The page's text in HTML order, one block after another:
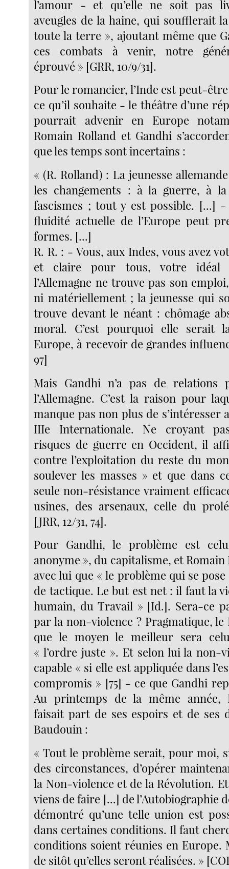
l’amour - et qu’elle ne soit pas
aveugles de la haine, qui soufflerait
toute la terre », ajoutant même que
ces combats à venir, notre
éprouvé » [GRR, 10/9/31].
Pour le romancier, l’Inde est peut-
ce qu’il souhaite - le théâtre d’une
pourrait advenir en Europe
Romain Rolland et Gandhi
que les temps sont incertains :
« (R. Rolland) : La jeunesse
les changements : à la guerre, à
fascismes ; tout y est possible. [...] -
fluidité actuelle de l’Europe peut
formes. [...]
R. R. : - Vous, aux Indes, vous avez
et claire pour tous, votre idéal
l’Allemagne ne trouve pas son
ni matériellement ; la jeunesse qui
trouve devant le néant : chômage
moral. C’est pourquoi elle serait
Europe, à recevoir de grandes
97]
Mais Gandhi n’a pas de relations
l’Allemagne. C’est la raison pour
manque pas non plus de s’intéresser
IIIe Internationale. Ne croyant
risques de guerre en Occident, il
contre l’exploitation du reste du
soulever les masses » et que dans
seule non-résistance vraiment
usines, des arsenaux, celle du
[JRR, 12/31, 74].
Pour Gandhi, le problème est
anonyme », du capitalisme, et
avec lui que « le problème qui se
de tactique. Le but est net : il faut la
humain, du Travail » [Id.]. Sera-ce
par la non-violence ? Pragmatique,
que le moyen le meilleur sera
« l’ordre juste ». Et selon lui la non-
capable « si elle est appliquée dans
compromis » [75] - ce que Gandhi
Au printemps de la même année,
faisait part de ses espoirs et de ses
Baudouin :
« Tout le problème serait, pour moi,
des circonstances, d’opérer
la Non-violence et de la Révolution.
viens de faire [...] de l’Autobiographie
démontré qu’une telle union est
dans certaines conditions. Il faut
conditions soient réunies en Europe.
de sitôt qu’elles seront réalisées. »